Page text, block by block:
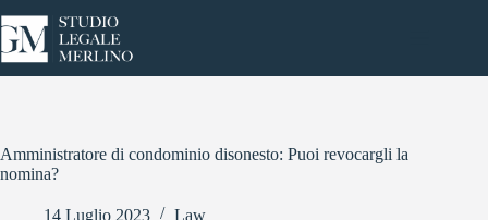
al
contenuto
Amministratore di condominio disonesto: Puoi revocargli la
nomina?
14 Luglio 2023 Law